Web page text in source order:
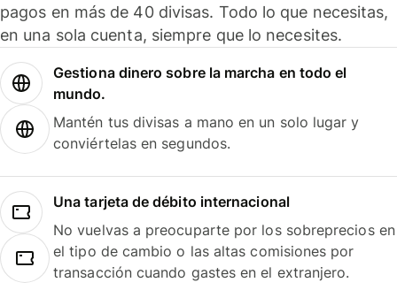
pagos en más de 40 divisas. Todo lo que necesitas,
en una sola cuenta, siempre que lo necesites.
Gestiona dinero sobre la marcha en todo el
mundo.
Mantén tus divisas a mano en un solo lugar y
conviértelas en segundos.
Una tarjeta de débito internacional
No vuelvas a preocuparte por los sobreprecios en
el tipo de cambio o las altas comisiones por
transacción cuando gastes en el extranjero.